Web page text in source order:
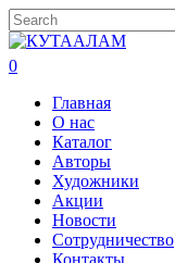
Skip
to
main
content
Close
Search
search
0
Главная
О нас
Каталог
Авторы
Художники
Акции
Новости
Сотрудничество
Контакты